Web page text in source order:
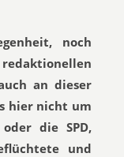
noch
an dieser
hier nicht um
die SPD,
und